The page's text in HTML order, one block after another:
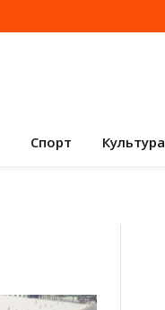
Спорт Культура